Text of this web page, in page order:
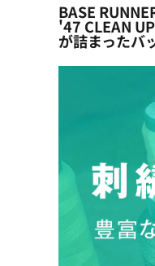
BASE
'47 CLEAN
が詰まったバ